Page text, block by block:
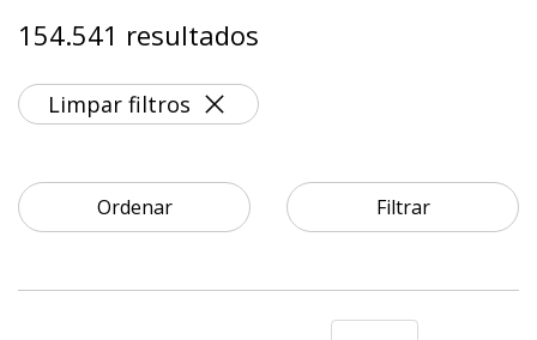
154.541 resultados
Limpar filtros
Ordenar Filtrar